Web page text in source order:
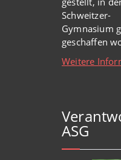
Schweitzer-
Gymnasium
geschaffen
Weitere
ASG